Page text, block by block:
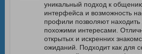
уникальный подход к
интерфейса и возможность
профили позволяют
похожими интересами.
открытых и искренних
ожиданий. Подходит как для